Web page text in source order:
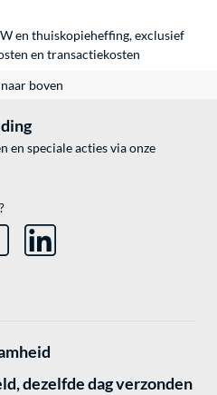
en thuiskopieheffing, exclusief
en transactiekosten
boven
en speciale acties via onze
dezelfde dag verzonden